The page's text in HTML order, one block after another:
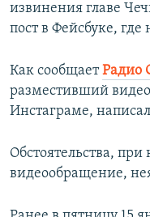
извинения главе
пост в Фейсбуке, где
Как сообщаетРадио
разместивший
Инстаграме,
Обстоятельства,
видеообращение,